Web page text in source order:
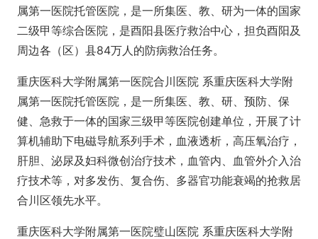
属第一医院托管医院，是一所集医、教、研为一体的国家
二级甲等综合医院，是酉阳县医疗救治中心，担负酉阳及
周边各（区）县84万人的防病救治任务。
重庆医科大学附属第一医院合川医院 系重庆医科大学附
属第一医院托管医院，是一所集医、教、研、预防、保
健、急救于一体的国家三级甲等医院创建单位，开展了计
算机辅助下电磁导航系列手术，血液透析，高压氧治疗，
肝胆、泌尿及妇科微创治疗技术，血管内、血管外介入治
疗技术等，对多发伤、复合伤、多器官功能衰竭的抢救居
合川区领先水平。
重庆医科大学附属第一医院璧山医院 系重庆医科大学附